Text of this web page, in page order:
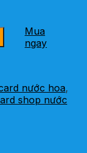
Mua
ngay
nước hoa,
shop nước